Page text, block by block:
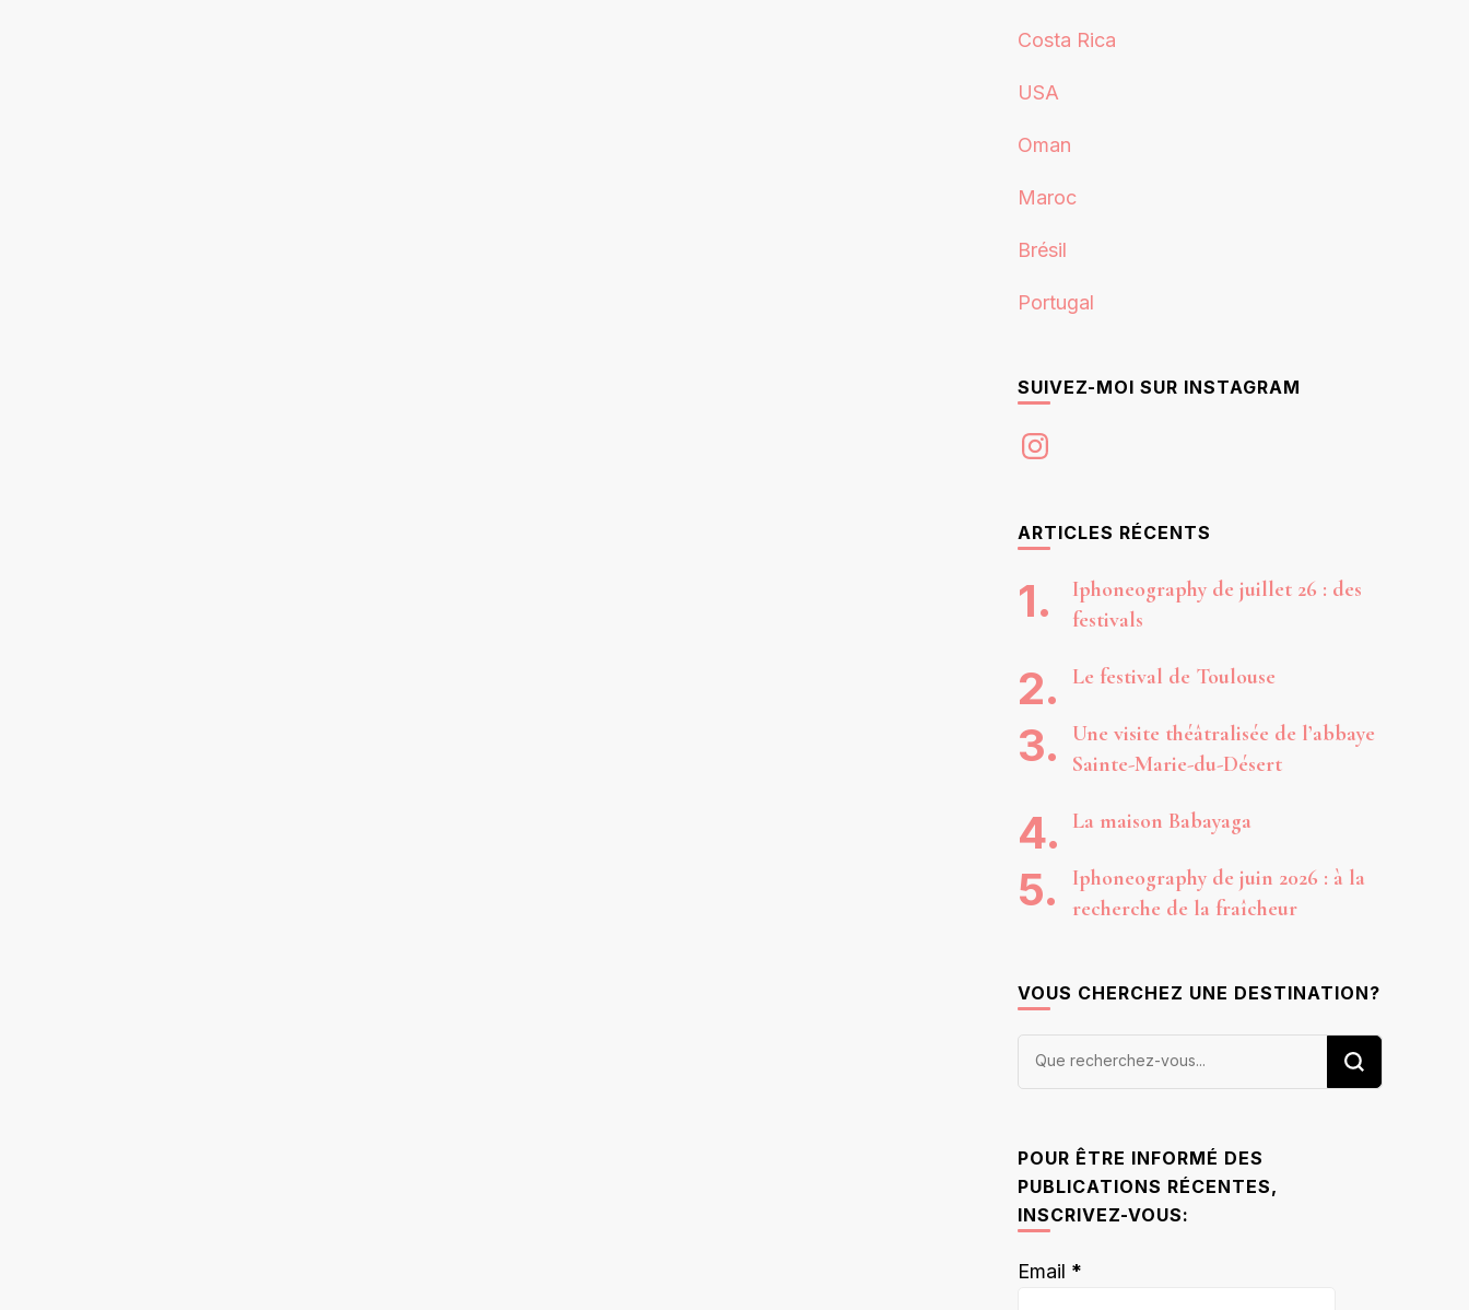
Costa Rica
USA
Oman
Maroc
Brésil
Portugal
SUIVEZ-MOI SUR INSTAGRAM
Instagram
ARTICLES RÉCENTS
Iphoneography de juillet 26 : des
festivals
Le festival de Toulouse
Une visite théâtralisée de l’abbaye
Sainte-Marie-du-Désert
La maison Babayaga
Iphoneography de juin 2026 : à la
recherche de la fraîcheur
VOUS CHERCHEZ UNE DESTINATION?
Vous
POUR ÊTRE INFORMÉ DES
PUBLICATIONS RÉCENTES,
INSCRIVEZ-VOUS:
Email *